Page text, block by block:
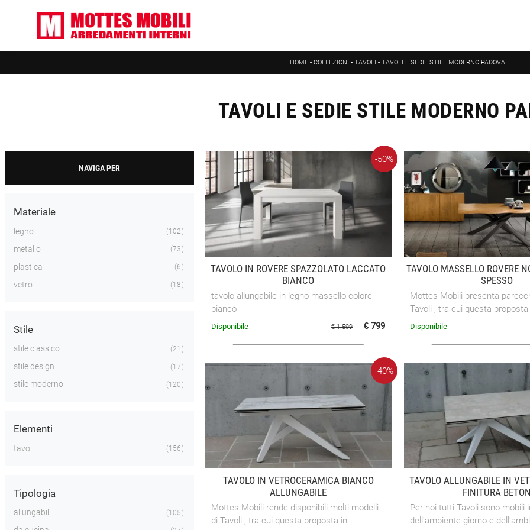
HOME - COLLEZIONI - TAVOLI - TAVOLI E SEDIE STILE MODERNO PADOVA
TAVOLI E SEDIE STILE MODERNO
NAVIGA PER
Materiale
legno 102
metallo 73
plastica 6
vetro 18
Stile
stile classico 21
stile design 17
stile moderno 120
Elementi
tavoli 156
Tipologia
allungabili 105
TAVOLO IN ROVERE SPAZZOLATO LACCATO
BIANCO
tavolo allungabile in legno massello colore
bianco
-50%
€ 1.599 € 799
Disponibile
TAVOLO MASSELLO ROVERE
SPESSO
Mottes Mobili presenta
Tavoli , tra cui questa
proposta di tavoli di Mottes
Disponibile
TAVOLO IN VETROCERAMICA BIANCO
ALLUNGABILE
Mottes Mobili rende disponibili molti modelli
di Tavoli , tra cui questa proposta in
-40%
TAVOLO ALLUNGABILE IN
FINITURA BETON
Per noi tutti Tavoli sono mobili
dell'ambiente giorno e